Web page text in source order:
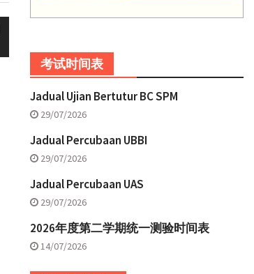
考试时间表
Jadual Ujian Bertutur BC SPM
29/07/2026
Jadual Percubaan UBBI
29/07/2026
Jadual Percubaan UAS
29/07/2026
2026年度第二学期统一测验时间表
14/07/2026